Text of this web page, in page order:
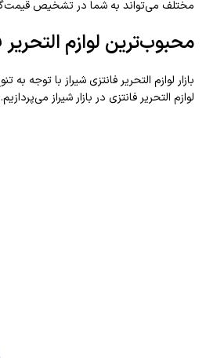
مختلف می‌تواند به شما در تشخیص
محبوب‌ترین لوازم
بازار لوازم التحریر فانتزی شیراز با
لوازم التحریر فانتزی در بازار شیراز می‌پردازیم.